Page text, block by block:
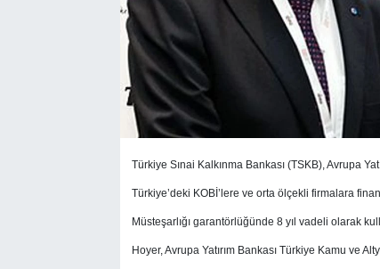
Türkiye Sınai Kalkınma Bankası (TSKB), Avrupa
Türkiye’deki KOBİ’lere ve orta ölçekli firmalara
Müsteşarlığı garantörlüğünde 8 yıl vadeli olarak
Hoyer, Avrupa Yatırım Bankası Türkiye Kamu ve